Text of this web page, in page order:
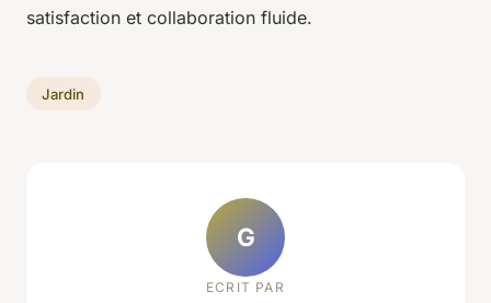
satisfaction et collaboration fluide.
Jardin
G
ECRIT PAR